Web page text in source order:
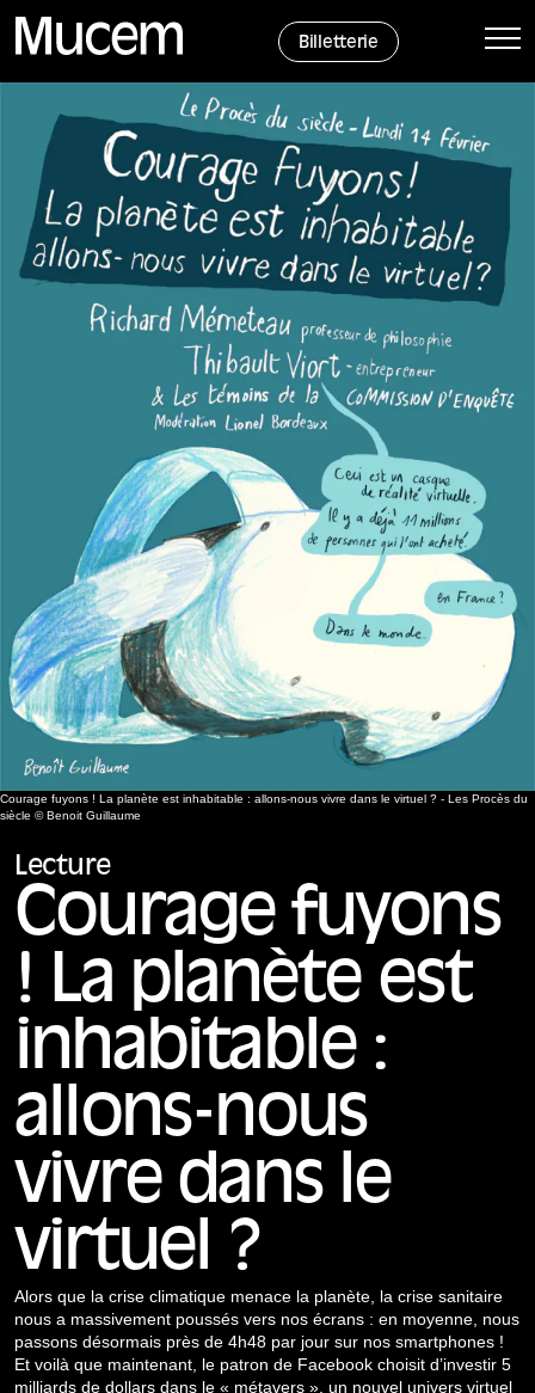
Billetterie
Courage fuyons ! La planète est inhabitable : allons-nous vivre dans le virtuel ? - Les Procès du
siècle © Benoit Guillaume
Lecture
Courage fuyons
! La planète est
inhabitable :
allons-nous
vivre dans le
virtuel ?
Alors que la crise climatique menace la planète, la crise sanitaire
nous a massivement poussés vers nos écrans : en moyenne, nous
passons désormais près de 4h48 par jour sur nos smartphones !
Et voilà que maintenant, le patron de Facebook choisit d’investir 5
milliards de dollars dans le « métavers », un nouvel univers virtuel